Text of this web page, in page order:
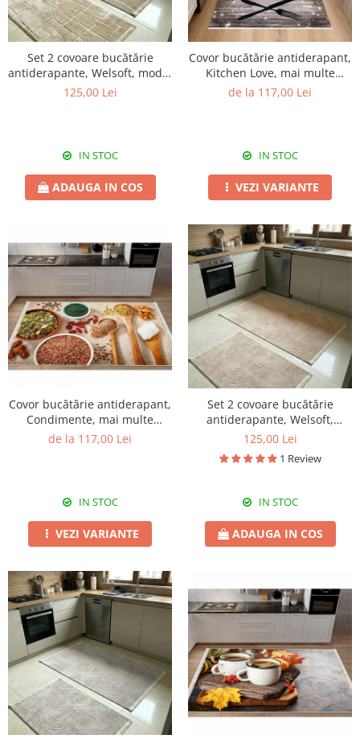
Set 2 covoare bucătărie
antiderapante, Welsoft, model
texturat crem
125,00 Lei
IN STOC
ADAUGA IN COS
Covor bucătărie antiderapant,
Kitchen Love, mai multe
dimensiuni
de la 117,00 Lei
IN STOC
VEZI VARIANTE
Covor bucătărie antiderapant,
Condimente, mai multe
dimensiuni
de la 117,00 Lei
IN STOC
VEZI VARIANTE
Set 2 covoare bucătărie
antiderapante, Welsoft,
acolade, crem
125,00 Lei
1 Review
IN STOC
ADAUGA IN COS